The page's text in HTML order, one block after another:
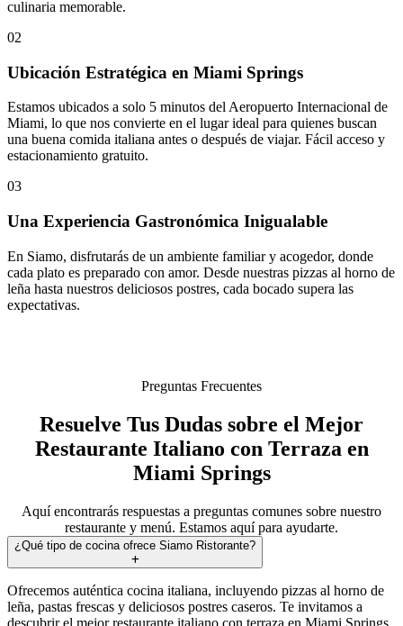
culinaria memorable.
02
Ubicación Estratégica en Miami Springs
Estamos ubicados a solo 5 minutos del Aeropuerto Internacional de
Miami, lo que nos convierte en el lugar ideal para quienes buscan
una buena comida italiana antes o después de viajar. Fácil acceso y
estacionamiento gratuito.
03
Una Experiencia Gastronómica Inigualable
En Siamo, disfrutarás de un ambiente familiar y acogedor, donde
cada plato es preparado con amor. Desde nuestras pizzas al horno de
leña hasta nuestros deliciosos postres, cada bocado supera las
expectativas.
Preguntas Frecuentes
Resuelve Tus Dudas sobre el Mejor
Restaurante Italiano con Terraza en
Miami Springs
Aquí encontrarás respuestas a preguntas comunes sobre nuestro
restaurante y menú. Estamos aquí para ayudarte.
¿Qué tipo de cocina ofrece Siamo Ristorante?
Ofrecemos auténtica cocina italiana, incluyendo pizzas al horno de
leña, pastas frescas y deliciosos postres caseros. Te invitamos a
descubrir el mejor restaurante italiano con terraza en Miami Springs.